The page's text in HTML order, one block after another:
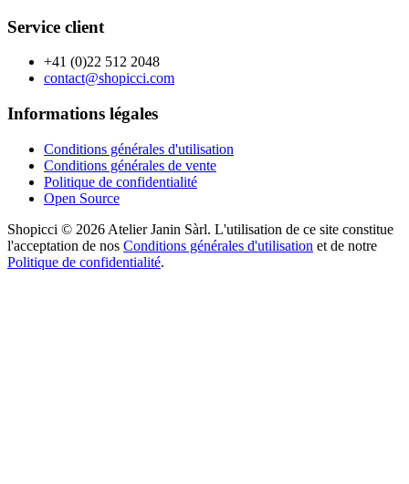
Service client
+41 (0)22 512 2048
contact@shopicci.com
Informations légales
Conditions générales d'utilisation
Conditions générales de vente
Politique de confidentialité
Open Source
Shopicci © 2026 Atelier Janin Sàrl. L'utilisation de ce site constitue
l'acceptation de nos Conditions générales d'utilisation et de notre
Politique de confidentialité.